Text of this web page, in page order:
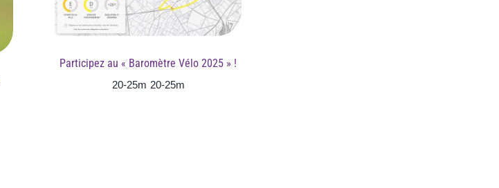
Participez au « Baromètre Vélo 2025 » !
20-25m 20-25m